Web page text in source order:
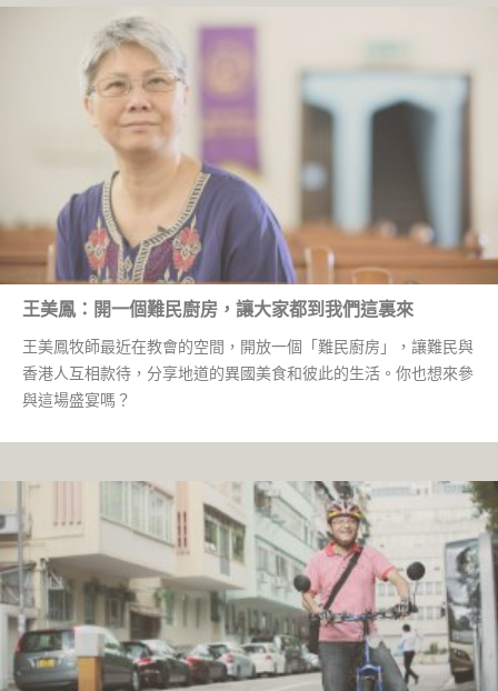
王美鳳：開一個難民廚房，讓大家都到我們這裏來
王美鳳牧師最近在教會的空間，開放一個「難民廚房」，讓難民與
香港人互相款待，分享地道的異國美食和彼此的生活。你也想來參
與這場盛宴嗎？